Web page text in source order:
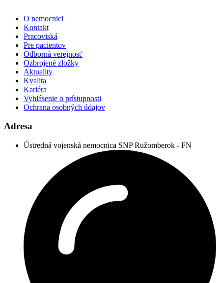
O nemocnici
Kontakt
Pracoviská
Pre pacientov
Odborná verejnosť
Ozbrojené zložky
Aktuality
Kvalita
Kariéra
Vyhlásenie o prístupnosti
Ochrana osobných údajov
Adresa
Ústredná vojenská nemocnica SNP Ružomberok - FN